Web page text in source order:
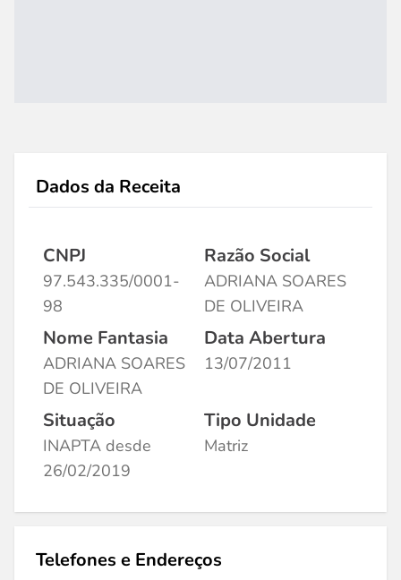
Dados da Receita
CNPJ
97.543.335/0001-
98
Razão Social
ADRIANA SOARES
DE OLIVEIRA
Nome Fantasia
ADRIANA SOARES
DE OLIVEIRA
Data Abertura
13/07/2011
Situação
INAPTA desde
26/02/2019
Tipo Unidade
Matriz
Telefones e Endereços